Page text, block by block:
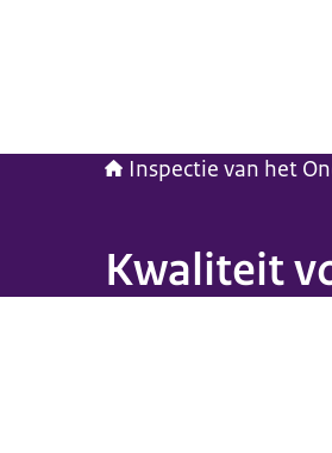
Inspectie van het
Kwaliteit